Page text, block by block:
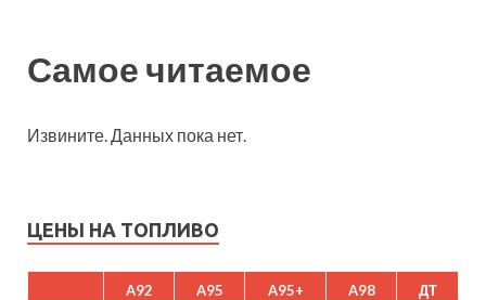
Самое читаемое
Извините. Данных пока нет.
ЦЕНЫ НА ТОПЛИВО
A92 A95 A95+ A98 ДТ